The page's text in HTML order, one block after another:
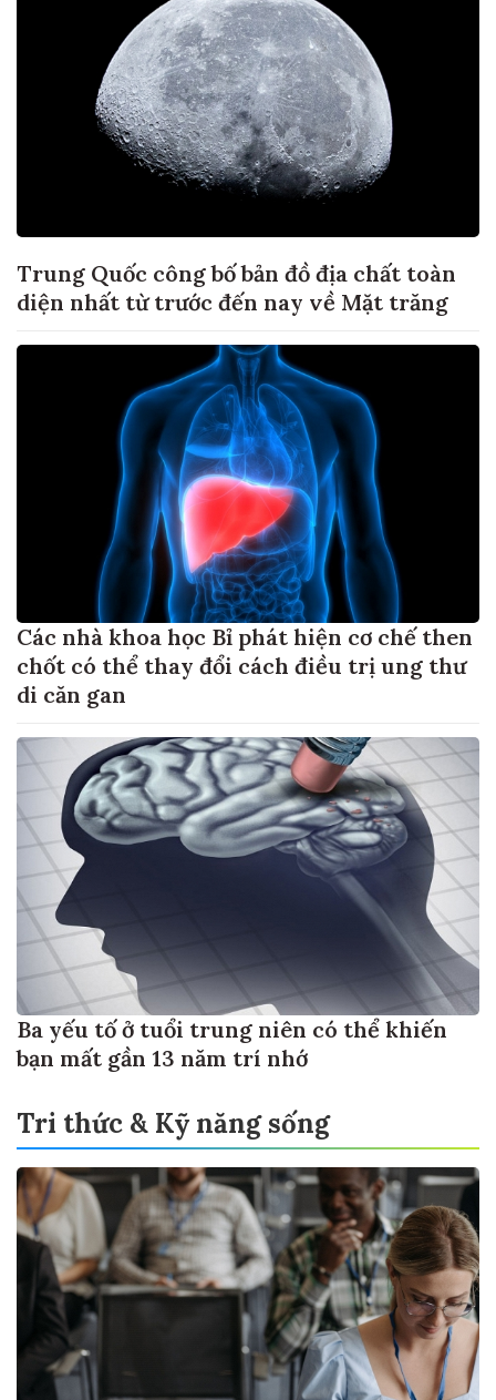
Trung Quốc công bố bản đồ địa chất toàn
diện nhất từ trước đến nay về Mặt trăng
Các nhà khoa học Bỉ phát hiện cơ chế then
chốt có thể thay đổi cách điều trị ung thư
di căn gan
Ba yếu tố ở tuổi trung niên có thể khiến
bạn mất gần 13 năm trí nhớ
Tri thức & Kỹ năng sống